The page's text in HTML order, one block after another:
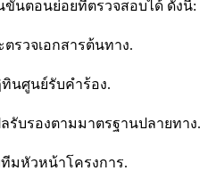
ขั้นตอนย่อยที่ตรวจสอบได้ ดังนี้:
รวจเอกสารต้นทาง.
นศูนย์รับคำร้อง.
รับรองตามมาตรฐานปลายทาง.
มหัวหน้าโครงการ.